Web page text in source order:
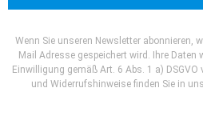
Wenn Sie unseren Newsletter abonnieren,
Mail Adresse gespeichert wird. Ihre Daten
Einwilligung gemäß Art. 6 Abs. 1 a)
und Widerrufshinweise finden Sie in